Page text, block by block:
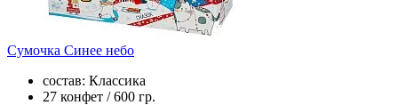
Сумочка Синее небо
состав: Классика
27 конфет / 600 гр.